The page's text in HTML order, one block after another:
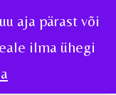
aja pärast või
ilma ühegi